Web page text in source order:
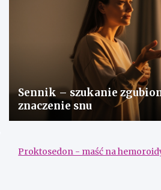
Sennik – szukanie
znaczenie snu
Proktosedon - maść na